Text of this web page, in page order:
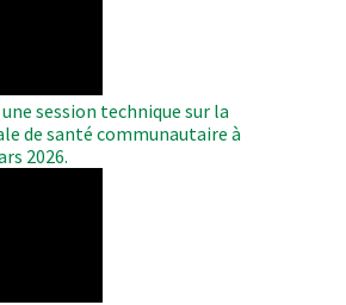
une session technique sur la
de santé communautaire à
2026.